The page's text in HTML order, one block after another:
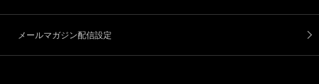
メールマガジン配信設定